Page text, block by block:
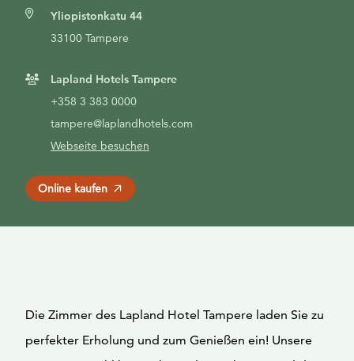
Yliopistonkatu 44
33100 Tampere
Lapland Hotels Tampere
+358 3 383 0000
tampere@laplandhotels.com
Webseite besuchen
Online kaufen
Die Zimmer des Lapland Hotel Tampere laden Sie zu
perfekter Erholung und zum Genießen ein! Unsere